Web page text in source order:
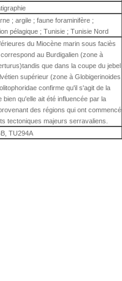
; argile ; faune foraminifère ;
pélagique ; Tunisie ; Tunisie Nord
du Miocène marin sous faciès
au Burdigalien (zone à
que dans la coupe du jebel
supérieur (zone à Globigerinoides
confirme qu'il s'agit de la
qu'elle ait été influencée par la
des régions qui ont commencé
tectoniques majeurs serravaliens.
TU294A